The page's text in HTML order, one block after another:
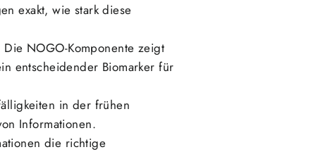
exakt, wie stark diese
NOGO-Komponente zeigt
entscheidender Biomarker für
in der frühen
Informationen.
die richtige